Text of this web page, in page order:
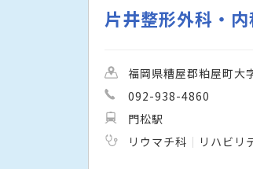
片井整形外科・
福岡県糟屋郡粕屋町大
092-938-4860
門松駅
リウマチ科
リハビリ